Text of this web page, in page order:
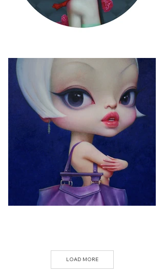
LOAD MORE